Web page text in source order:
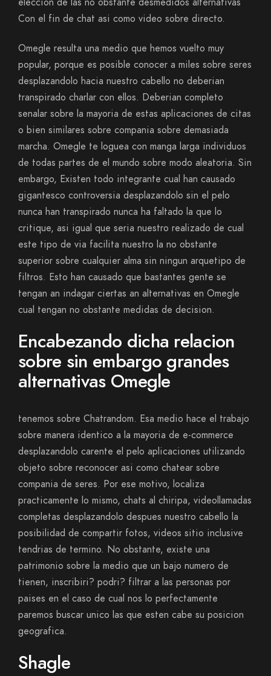
Con el fin de chat asi­ como video sobre directo.
Omegle resulta una medio que hemos vuelto muy
popular, porque es posible conocer a miles sobre seres
desplazandolo hacia nuestro cabello no deberian
transpirado charlar con ellos. Deberian completo
senalar sobre la mayoria de estas aplicaciones de citas
o bien similares sobre compania sobre demasiada
marcha. Omegle te loguea con manga larga individuos
de todas partes de el mundo sobre modo aleatoria. Sin
embargo, Existen todo integrante cual han causado
gigantesco controversia desplazandolo sin el pelo
nunca han transpirado nunca ha faltado la que lo
critique, asi­ igual que seri­a nuestro realizado de cual
este tipo de vi­a facilita nuestro la no obstante
superior sobre cualquier alma sin ningun arquetipo de
filtros. Esto han causado que bastantes gente se
tengan an indagar ciertas an alternativas en Omegle
cual tengan no obstante medidas de decision.
Encabezando dicha relacion
sobre sin embargo grandes
alternativas Omegle
tenemos sobre Chatrandom. Esa medio hace el trabajo
sobre manera identico a la mayoria de e-commerce
desplazandolo carente el pelo aplicaciones utilizando
objeto sobre reconocer asi­ como chatear sobre
compania de seres. Por ese motivo, localiza
practicamente lo mismo, chats al chiripa, videollamadas
completas desplazandolo despues nuestro cabello la
posibilidad de compartir fotos, videos sitio inclusive
tendri­as de termino. No obstante, existe una
patrimonio sobre la medio que un bajo numero de
tienen, inscribiri? podri? filtrar a las personas por
paises en el caso de cual nos lo perfectamente
paremos buscar unico las que esten cabe su posicion
geografica.
Shagle